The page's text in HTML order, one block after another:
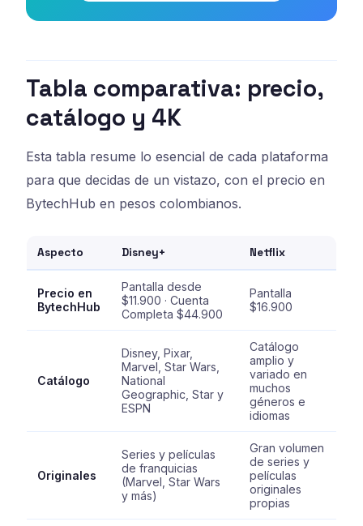
Tabla comparativa: precio,
catálogo y 4K
Esta tabla resume lo esencial de cada plataforma
para que decidas de un vistazo, con el precio en
BytechHub en pesos colombianos.
Aspecto Disney+ Netflix
Precio en
BytechHub
Pantalla desde
$11.900 · Cuenta
Completa $44.900
Pantalla
$16.900
Catálogo
Disney, Pixar,
Marvel, Star Wars,
National
Geographic, Star y
ESPN
Catálogo
amplio y
variado en
muchos
géneros e
idiomas
Originales
Series y películas
de franquicias
(Marvel, Star Wars
y más)
Gran volumen
de series y
películas
originales
propias